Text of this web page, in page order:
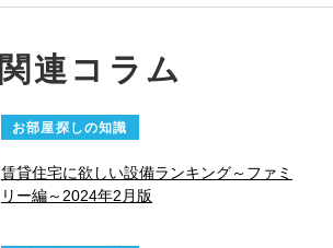
関連コラム
お部屋探しの知識
賃貸住宅に欲しい設備ランキング～ファミ
リー編～2024年2月版